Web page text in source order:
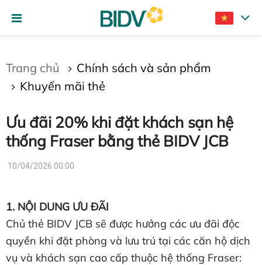
Trang chủ
Chính sách và sản phẩm
Khuyến mãi thẻ
Ưu đãi 20% khi đặt khách sạn hệ
thống Fraser bằng thẻ BIDV JCB
10/04/2026 00:00
1. NỘI DUNG ƯU ĐÃI
Chủ thẻ BIDV JCB sẽ được hưởng các ưu đãi độc
quyền khi đặt phòng và lưu trú tại các căn hộ dịch
vụ và khách sạn cao cấp thuộc hệ thống Fraser:
Gửi bình luận